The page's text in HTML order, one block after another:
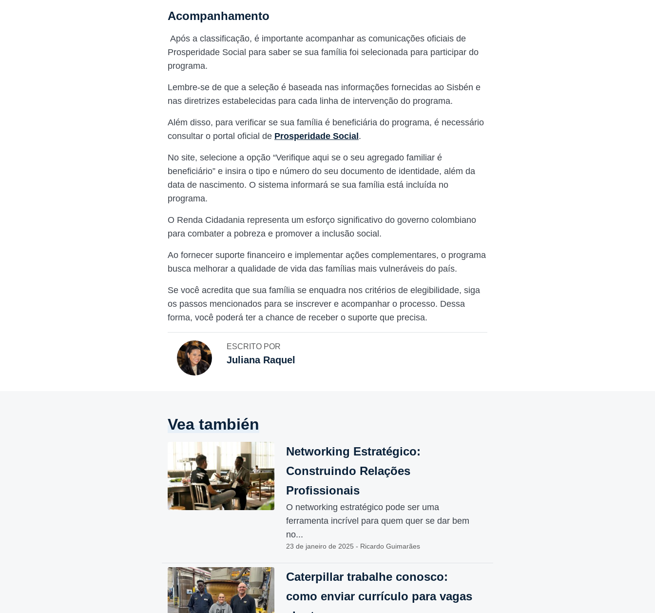
Acompanhamento
Após a classificação, é importante acompanhar as comunicações oficiais de
Prosperidade Social para saber se sua família foi selecionada para participar do
programa.
Lembre-se de que a seleção é baseada nas informações fornecidas ao Sisbén e
nas diretrizes estabelecidas para cada linha de intervenção do programa.
Além disso, para verificar se sua família é beneficiária do programa, é necessário
consultar o portal oficial de Prosperidade Social .
No site, selecione a opção “Verifique aqui se o seu agregado familiar é
beneficiário” e insira o tipo e número do seu documento de identidade, além da
data de nascimento. O sistema informará se sua família está incluída no
programa.
O Renda Cidadania representa um esforço significativo do governo colombiano
para combater a pobreza e promover a inclusão social.
Ao fornecer suporte financeiro e implementar ações complementares, o programa
busca melhorar a qualidade de vida das famílias mais vulneráveis do país.
Se você acredita que sua família se enquadra nos critérios de elegibilidade, siga
os passos mencionados para se inscrever e acompanhar o processo. Dessa
forma, você poderá ter a chance de receber o suporte que precisa.
ESCRITO POR
Juliana Raquel
Vea también
Networking Estratégico:
Construindo Relações
Profissionais
O networking estratégico pode ser uma
ferramenta incrível para quem quer se dar bem
no...
23 de janeiro de 2025 - Ricardo Guimarães
Caterpillar trabalhe conosco:
como enviar currículo para vagas